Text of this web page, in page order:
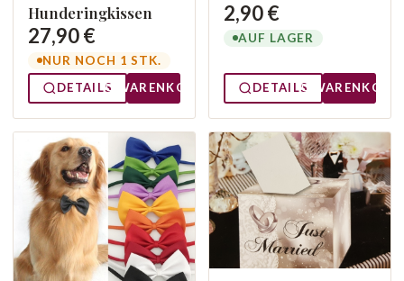
Hunderingkissen
27,90 €
NUR NOCH 1 STK.
DETAILS
WARENKORB
2,90 €
AUF LAGER
DETAILS WARENKORB